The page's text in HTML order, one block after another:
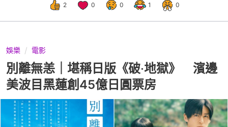
2 0 0 1 0
娛樂 電影
別離無恙｜堪稱日版《破‧地獄》 濱邊
美波目黑蓮創45億日圓票房